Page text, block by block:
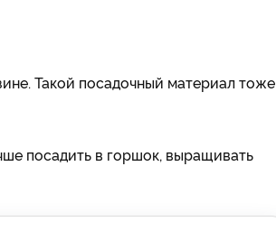
Такой посадочный материал тоже
посадить в горшок, выращивать